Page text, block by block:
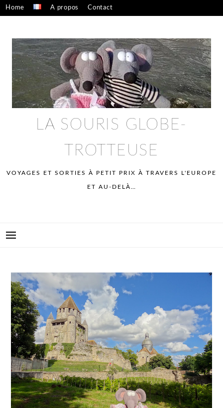
Skip
to
Home A propos Contact
LA SOURIS GLOBE-
TROTTEUSE
VOYAGES ET SORTIES À PETIT PRIX À TRAVERS L'EUROPE
ET AU-DELÀ…